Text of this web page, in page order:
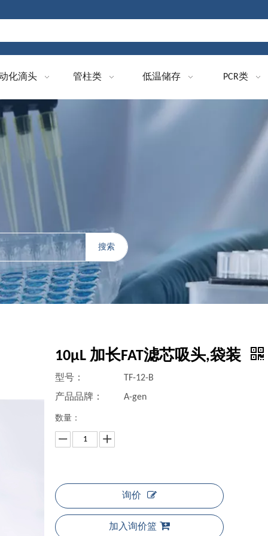
化滴头 管柱类 低温储存 PCR类
搜索
10μL 加长FAT滤芯吸头,袋装
型号：
TF-12-B
产品品牌：
A-gen
数量：
询价
加入询价篮